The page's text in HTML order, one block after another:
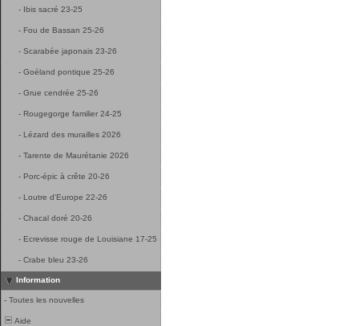
- Ibis sacré 23-25
- Fou de Bassan 25-26
- Scarabée japonais 23-26
- Goéland pontique 25-26
- Grue cendrée 25-26
- Rougegorge familier 24-25
- Lézard des murailles 2026
- Tarente de Maurétanie 2026
- Porc-épic à crête 20-26
- Loutre d'Europe 22-26
- Chacal doré 20-26
- Ecrevisse rouge de Louisiane 17-25
- Crabe bleu 23-26
Information
- Toutes les nouvelles
Aide